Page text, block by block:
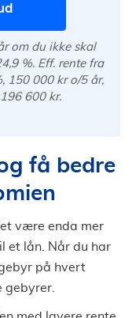
om du ikke skal
%. Eff. rente fra
150 000 kr o/5 år,
600 kr.
få bedre
være enda mer
et lån. Når du har
på hvert
gebyrer.